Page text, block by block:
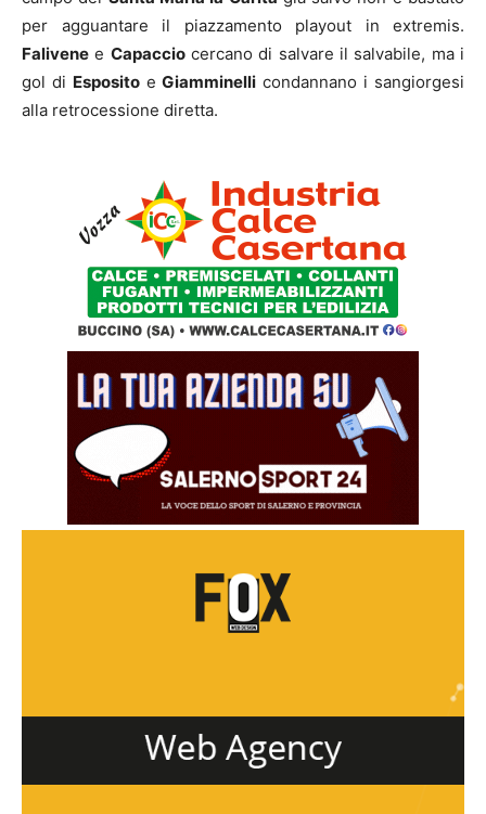
per agguantare il piazzamento playout in extremis.
Falivene e Capacciocercano di salvare il salvabile, ma i
gol di EspositoeGiamminelli condannano i sangiorgesi
alla retrocessione diretta.